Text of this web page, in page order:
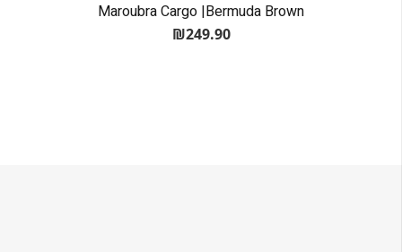
Maroubra Cargo |Bermuda Brown
₪249.90